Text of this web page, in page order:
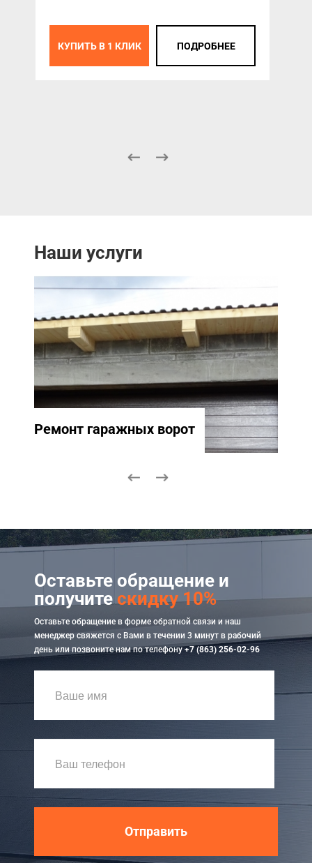
КУПИТЬ В 1 КЛИК ПОДРОБНЕЕ
Наши услуги
Ремонт гаражных ворот
Оставьте обращение и
получитескидку 10%
Оставьте обращение в форме обратной связи и наш
менеджер свяжется с Вами в течении 3 минут в рабочий
день или позвоните нам по телефону+7 (863) 256-02-96
Отправить